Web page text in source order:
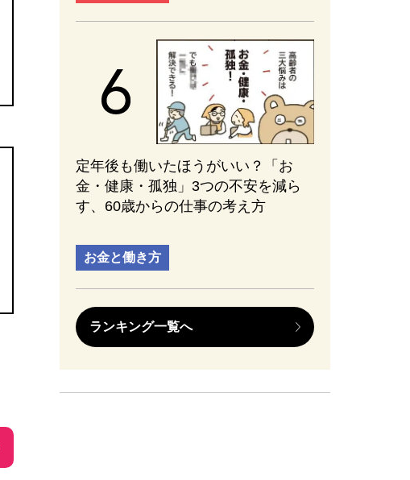
定年後も働いたほうがいい？「お
金・健康・孤独」3つの不安を減ら
す、60歳からの仕事の考え方
お金と働き方
ランキング一覧へ